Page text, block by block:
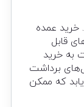
خرید عمده
قابل
به خرید
برداشت
که ممکن